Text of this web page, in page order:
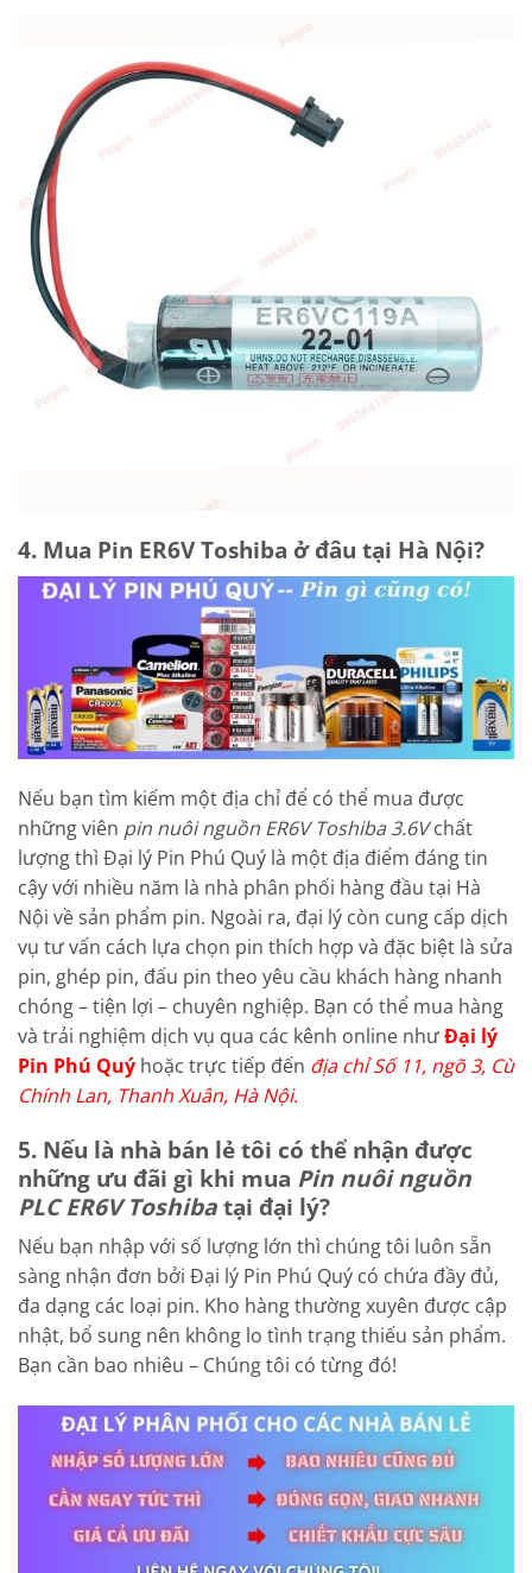
4. Mua Pin ER6V Toshiba ở đâu tại Hà Nội?
Nếu bạn tìm kiếm một địa chỉ để có thể mua được
những viên pin nuôi nguồn ER6V Toshiba 3.6Vchất
lượng thì Đại lý Pin Phú Quý là một địa điểm đáng tin
cậy với nhiều năm là nhà phân phối hàng đầu tại Hà
Nội về sản phẩm pin. Ngoài ra, đại lý còn cung cấp dịch
vụ tư vấn cách lựa chọn pin thích hợp và đặc biệt là sửa
pin, ghép pin, đấu pin theo yêu cầu khách hàng nhanh
chóng – tiện lợi – chuyên nghiệp. Bạn có thể mua hàng
và trải nghiệm dịch vụ qua các kênh online nhưĐại lý
Pin Phú Quý hoặc trực tiếp đến địa chỉ Số 11, ngõ 3, Cù
Chính Lan, Thanh Xuân, Hà Nội.
5. Nếu là nhà bán lẻ tôi có thể nhận được
những ưu đãi gì khi mua Pin nuôi nguồn
PLC ER6V Toshibatại đại lý?
Nếu bạn nhập với số lượng lớn thì chúng tôi luôn sẵn
sàng nhận đơn bởi Đại lý Pin Phú Quý có chứa đầy đủ,
đa dạng các loại pin. Kho hàng thường xuyên được cập
nhật, bổ sung nên không lo tình trạng thiếu sản phẩm.
Bạn cần bao nhiêu – Chúng tôi có từng đó!